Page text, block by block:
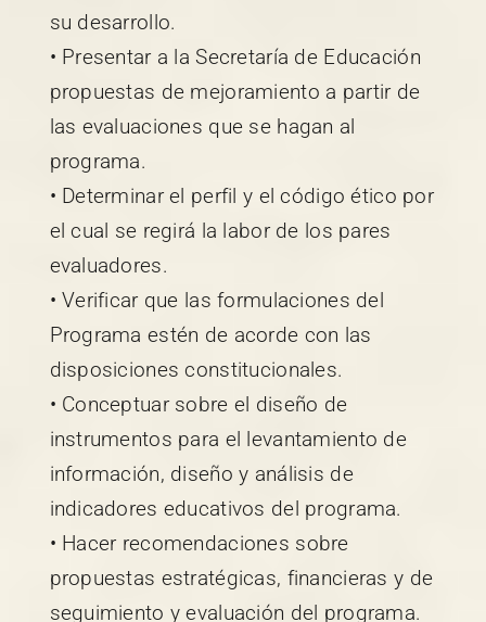
su desarrollo.
• Presentar a la Secretaría de Educación
propuestas de mejoramiento a partir de
las evaluaciones que se hagan al
programa.
• Determinar el perfil y el código ético por
el cual se regirá la labor de los pares
evaluadores.
• Verificar que las formulaciones del
Programa estén de acorde con las
disposiciones constitucionales.
• Conceptuar sobre el diseño de
instrumentos para el levantamiento de
información, diseño y análisis de
indicadores educativos del programa.
• Hacer recomendaciones sobre
propuestas estratégicas, financieras y de
seguimiento y evaluación del programa.